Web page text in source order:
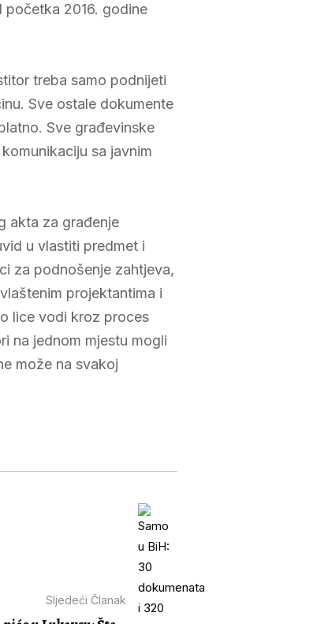
početka 2016. godine
treba samo podnijeti
Sve ostale dokumente
Sve građevinske
sa javnim
akta za građenje
u vlastiti predmet i
za podnošenje zahtjeva,
projektantima i
lice vodi kroz proces
na jednom mjestu mogli
može na svakoj
Sljedeći Članak